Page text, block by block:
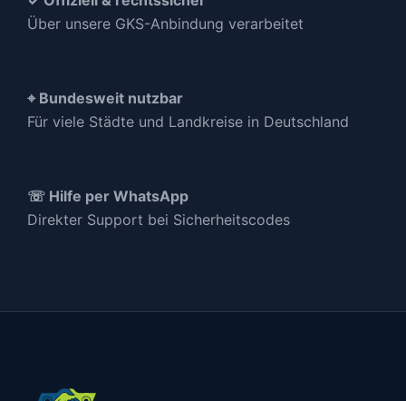
Über unsere GKS-Anbindung verarbeitet
⌖ Bundesweit nutzbar
Für viele Städte und Landkreise in Deutschland
☏ Hilfe per WhatsApp
Direkter Support bei Sicherheitscodes